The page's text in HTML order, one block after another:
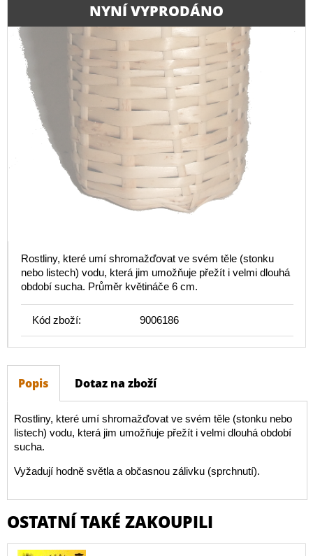
NYNÍ VYPRODÁNO
Rostliny, které umí shromažďovat ve svém těle (stonku
nebo listech) vodu, která jim umožňuje přežít i velmi dlouhá
období sucha. Průměr květináče 6 cm.
Kód zboží: 9006186
Popis Dotaz na zboží
Rostliny, které umí shromažďovat ve svém těle (stonku nebo
listech) vodu, která jim umožňuje přežít i velmi dlouhá období
sucha.
Vyžadují hodně světla a občasnou zálivku (sprchnutí).
OSTATNÍ TAKÉ ZAKOUPILI